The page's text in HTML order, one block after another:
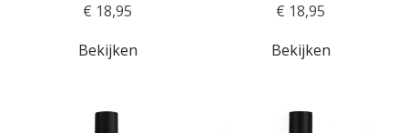
€ 18,95
Bekijken
€ 18,95
Bekijken